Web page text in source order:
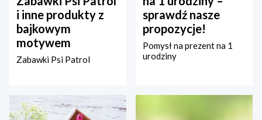
i inne produkty z
bajkowym
motywem
Zabawki Psi Patrol
sprawdź nasze
propozycje!
Pomysł na prezent na 1
urodziny